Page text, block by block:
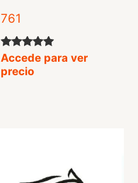
761
Valorado
con
5.00
Accede para ver
precio